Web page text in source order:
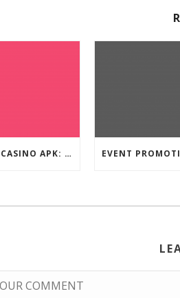
PINCO CASINO APK: OYUN SEÇIMLƏRININ İCMALI